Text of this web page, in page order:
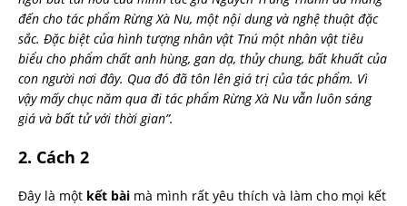
đến cho tác phẩm Rừng Xà Nu, một nội dung và nghệ thuật đặc
sắc. Đặc biệt của hình tượng nhân vật Tnú một nhân vật tiêu
biểu cho phẩm chất anh hùng, gan dạ, thủy chung, bất khuất của
con người nơi đây. Qua đó đã tôn lên giá trị của tác phẩm. Vì
vậy mấy chục năm qua đi tác phẩm Rừng Xà Nu vẫn luôn sáng
giá và bất tử với thời gian”.
2. Cách 2
Đây là một kết bài mà mình rất yêu thích và làm cho mọi kết